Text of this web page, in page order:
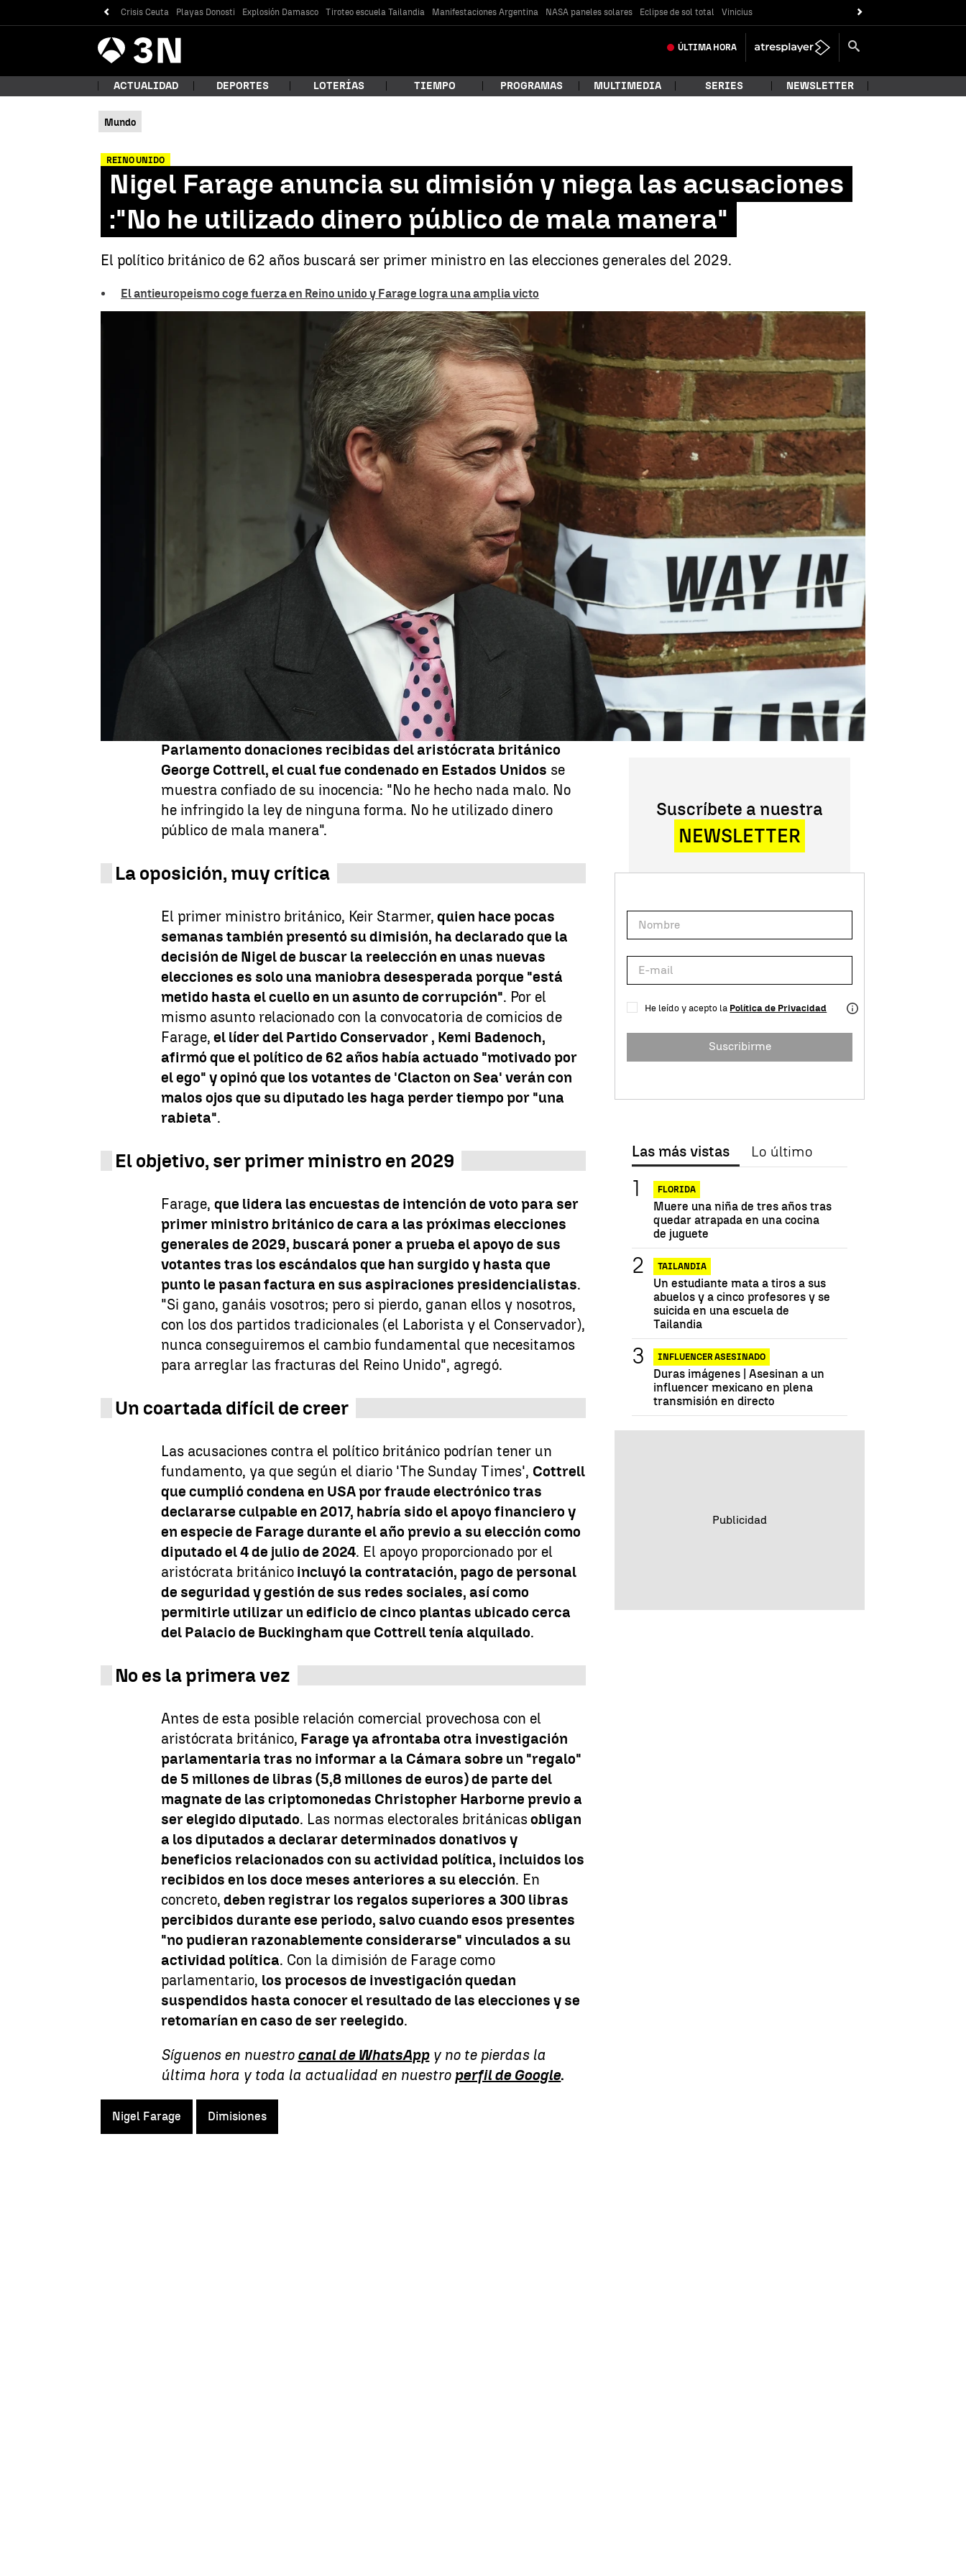
Crisis Ceuta Playas Donosti Explosión Damasco Tiroteo escuela Tailandia Manifestaciones Argentina NASA paneles solares Eclipse de sol total Vinicius
Antena
3 Noticias ÚLTIMA HORA
¿Qué estás buscando?
Buscar
ACTUALIDAD DEPORTES LOTERÍAS TIEMPO PROGRAMAS MULTIMEDIA SERIES NEWSLETTER
Mundo
REINO UNIDO
Nigel Farage anuncia su dimisión y niega las acusaciones
:"No he utilizado dinero público de mala manera"
El político británico de 62 años buscará ser primer ministro en las elecciones generales del 2029.
El antieuropeismo coge fuerza en Reino unido y Farage logra una amplia victo
Nigel Farage anuncia su dimisión y niega las acusaciones :"No he utilizado dinero público de mala manera" | Getty
WhatsappFacebook Linkedin
Nigel Farage, líder del partido populista de derechas británico
'Reform UK',
ha anunciado este martes su renuncia como
diputado
"Hoy dimito como diputado por Clacton on Sea
(sureste de Inglaterra), forzando por tanto una elección
parcial
", ha dicho en rueda de prensa el político de 62 años. Tras
las últimas informacione
s que sugieren que incurrió en una
infracción de las normas de la Cámara al no declarar ante el
Parlamento donaciones recibidas del aristócrata británico
George Cottrell, el cual fue condenado en Estados Unidos se
muestra confiado de su inocencia: "No he hecho nada malo. No
he infringido la ley de ninguna forma. No he utilizado dinero
público de mala manera".
La oposición, muy crítica
El primer ministro británico, Keir Starmer, quien hace pocas
semanas también presentó su dimisión, ha declarado que la
decisión de Nigel de buscar la reelección en unas nuevas
elecciones es solo una maniobra desesperada porque "está
metido hasta el cuello en un asunto de corrupción". Por el
mismo asunto relacionado con la convocatoria de comicios de
Farage, el líder del Partido Conservador , Kemi Badenoch,
afirmó que el político de 62 años había actuado "motivado por
el ego" y opinó que los votantes de 'Clacton on Sea' verán con
malos ojos que su diputado les haga perder tiempo por "una
rabieta".
El objetivo, ser primer ministro en 2029
Farage,que lidera las encuestas de intención de voto para ser
primer ministro británico de cara a las próximas elecciones
generales de 2029, buscará poner a prueba el apoyo de sus
votantes tras los escándalos que han surgido y hasta que
punto le pasan factura en sus aspiraciones presidencialistas.
"Si gano, ganáis vosotros; pero si pierdo, ganan ellos y nosotros,
con los dos partidos tradicionales (el Laborista y el Conservador),
nunca conseguiremos el cambio fundamental que necesitamos
para arreglar las fracturas del Reino Unido", agregó.
Un coartada difícil de creer
Las acusaciones contra el político británico podrían tener un
fundamento, ya que según el diario 'The Sunday Times', Cottrell
que cumplió condena en USA por fraude electrónico tras
declararse culpable en 2017, habría sido el apoyo financiero y
en especie de Farage durante el año previo a su elección como
diputado el 4 de julio de 2024. El apoyo proporcionado por el
aristócrata británico incluyó la contratación, pago de personal
de seguridad y gestión de sus redes sociales, así como
permitirle utilizar un edificio de cinco plantas ubicado cerca
del Palacio de Buckingham que Cottrell tenía alquilado.
No es la primera vez
Antes de esta posible relación comercial provechosa con el
aristócrata británico, Farage ya afrontaba otra investigación
parlamentaria tras no informar a la Cámara sobre un "regalo"
de 5 millones de libras (5,8 millones de euros) de parte del
magnate de las criptomonedas Christopher Harborne previo a
ser elegido diputado. Las normas electorales británicasobligan
a los diputados a declarar determinados donativos y
beneficios relacionados con su actividad política, incluidos los
recibidos en los doce meses anteriores a su elección. En
concreto, deben registrar los regalos superiores a 300 libras
percibidos durante ese periodo, salvo cuando esos presentes
"no pudieran razonablemente considerarse" vinculados a su
actividad política. Con la dimisión de Farage como
parlamentario, los procesos de investigación quedan
suspendidos hasta conocer el resultado de las elecciones y se
retomarían en caso de ser reelegido.
Síguenos en nuestro canal de WhatsAppy no te pierdas la
última hora y toda la actualidad en nuestro perfil de Google.
Nigel Farage Dimisiones
Suscríbete a nuestra
NEWSLETTER
He leído y acepto la Política de Privacidad
Suscribirme
Las más vistas Lo último
FLORIDA
Muere una niña de tres años tras
quedar atrapada en una cocina
de juguete
TAILANDIA
Un estudiante mata a tiros a sus
abuelos y a cinco profesores y se
suicida en una escuela de
Tailandia
INFLUENCER ASESINADO
Duras imágenes | Asesinan a un
influencer mexicano en plena
transmisión en directo